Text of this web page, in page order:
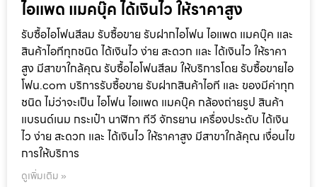
ไอแพด แมคบุ๊ค ได้เงินไว ให้ราคาสูง
รับซื้อไอโฟนสีลม รับซื้อขาย รับฝากไอโฟน ไอแพด แมคบุ๊ค และ
สินค้าไอทีทุกชนิด ได้เงินไว ง่าย สะดวก และ ได้เงินไว ให้ราคา
สูง มีสาขาใกล้คุณ รับซื้อไอโฟนสีลม ให้บริการโดย รับซื้อขายไอ
โฟน.com บริการรับซื้อขาย รับฝากสินค้าไอที และ ของมีค่าทุก
ชนิด ไม่ว่าจะเป็น ไอโฟน ไอแพด แมคบุ๊ค กล้องถ่ายรูป สินค้า
แบรนด์เนม กระเป๋า นาฬิกา ทีวี จักรยาน เครื่องประดับ ได้เงิน
ไว ง่าย สะดวก และ ได้เงินไว ให้ราคาสูง มีสาขาใกล้คุณ เงื่อนไข
การให้บริการ
ดูเพิ่มเติม »